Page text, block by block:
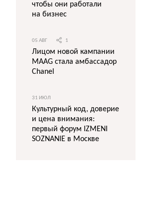
чтобы они работали
на бизнес
05 АВГ 1
Лицом новой кампании
MAAG стала амбассадор
Chanel
31 ИЮЛ
Культурный код, доверие
и цена внимания:
первый форум IZMENI
SOZNANIE в Москве